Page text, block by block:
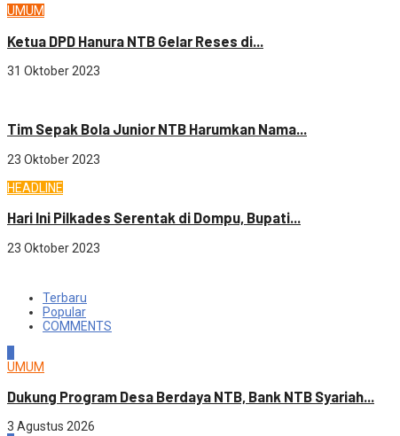
UMUM
Ketua DPD Hanura NTB Gelar Reses di...
31 Oktober 2023
Tim Sepak Bola Junior NTB Harumkan Nama...
23 Oktober 2023
HEADLINE
Hari Ini Pilkades Serentak di Dompu, Bupati...
23 Oktober 2023
Terbaru
Popular
COMMENTS
UMUM
Dukung Program Desa Berdaya NTB, Bank NTB Syariah...
3 Agustus 2026